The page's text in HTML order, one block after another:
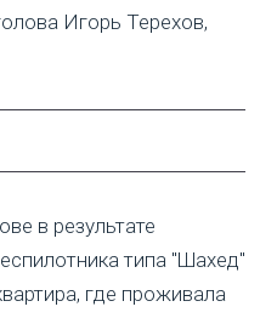
Игорь Терехов,
в результате
типа "Шахед"
где проживала